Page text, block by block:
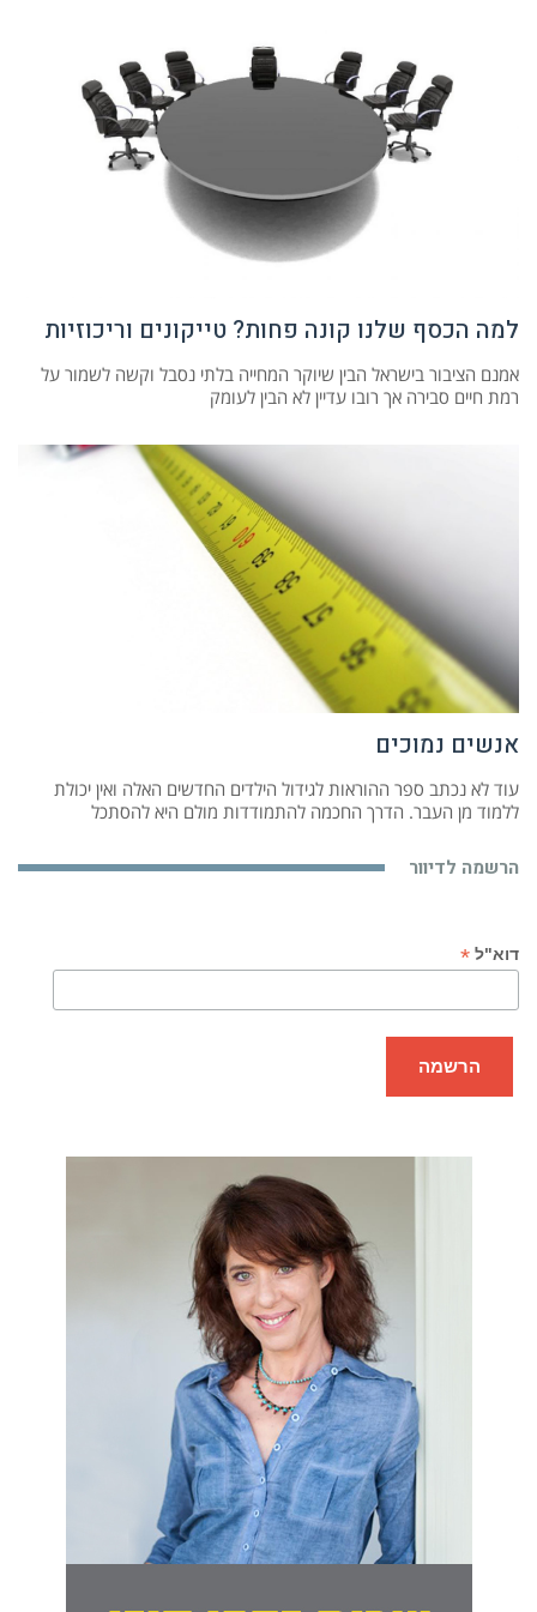
למה הכסף שלנו קונה פחות? טייקונים וריכוזיות
אמנם הציבור בישראל הבין שיוקר המחייה בלתי נסבל וקשה לשמור על
רמת חיים סבירה אך רובו עדיין לא הבין לעומק
אנשים נמוכים
עוד לא נכתב ספר ההוראות לגידול הילדים החדשים האלה ואין יכולת
ללמוד מן העבר. הדרך החכמה להתמודדות מולם היא להסתכל
הרשמה לדיוור
דוא"ל *